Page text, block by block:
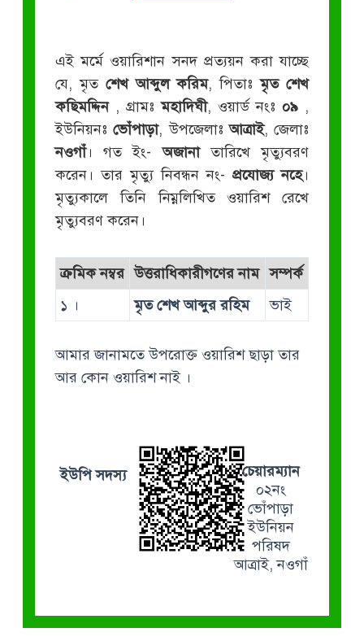
এই মর্মে ওয়ারিশান সনদ প্রত্যয়ন করা যাচ্ছে
যে, মৃত শেখ আব্দুল করিম, পিতাঃমৃত শেখ
কছিমদ্দিন, গ্রামঃমহাদিঘী, ওয়ার্ড নংঃ০৯ ,
ইউনিয়নঃভোঁপাড়া, উপজেলাঃআত্রাই, জেলাঃ
নওগাঁ। গত ইং-অজানাতারিখে মৃত্যুবরণ
করেন। তার মৃত্যু নিবন্ধন নং-প্রযোজ্য নহে।
মৃত্যুকালে তিনি নিম্নলিখিত ওয়ারিশ রেখে
মৃত্যুবরণ করেন।
ক্রমিক নম্বর উত্তরাধিকারীগণের নাম সম্পর্ক
১ ।
মৃত শেখ আব্দুর রহিম ভাই
আমার জানামতে উপরোক্ত ওয়ারিশ ছাড়া তার
আর কোন ওয়ারিশ নাই ।
ইউপি সদস্য
চেয়ারম্যান
০২নং
ভোঁপাড়া
ইউনিয়ন
পরিষদ
আত্রাই, নওগাঁ